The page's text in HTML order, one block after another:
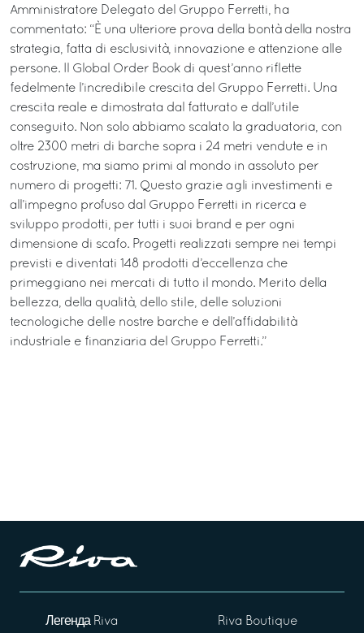
Amministratore Delegato del Gruppo Ferretti, ha
commentato: “È una ulteriore prova della bontà della nostra
strategia, fatta di esclusività, innovazione e attenzione alle
persone. Il Global Order Book di quest’anno riflette
fedelmente l’incredibile crescita del Gruppo Ferretti. Una
crescita reale e dimostrata dal fatturato e dall’utile
conseguito. Non solo abbiamo scalato la graduatoria, con
oltre 2300 metri di barche sopra i 24 metri vendute e in
costruzione, ma siamo primi al mondo in assoluto per
numero di progetti: 71. Questo grazie agli investimenti e
all’impegno profuso dal Gruppo Ferretti in ricerca e
sviluppo prodotti, per tutti i suoi brand e per ogni
dimensione di scafo. Progetti realizzati sempre nei tempi
previsti e diventati 148 prodotti d’eccellenza che
primeggiano nei mercati di tutto il mondo. Merito della
bellezza, della qualità, dello stile, delle soluzioni
tecnologiche delle nostre barche e dell’affidabilità
industriale e finanziaria del Gruppo Ferretti.”
Легенда Riva Riva Boutique